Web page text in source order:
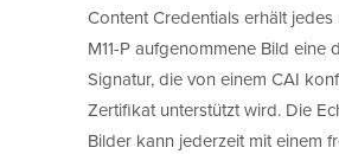
Content Credentials erhält jedes
M11-P aufgenommene Bild eine
Signatur, die von einem CAI
Zertifikat unterstützt wird. Die
Bilder kann jederzeit mit einem